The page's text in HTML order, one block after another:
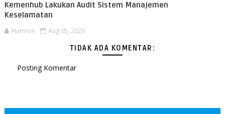
Kemenhub Lakukan Audit Sistem Manajemen
Keselamatan
Hamron Aug 05, 2026
TIDAK ADA KOMENTAR:
Posting Komentar